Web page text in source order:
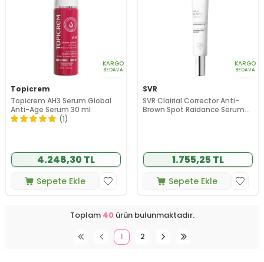
KARGO
BEDAVA
Topicrem
Topicrem AH3 Serum Global
Anti-Age Serum 30 ml
(1)
4.248,30 TL
Sepete Ekle
KARGO
BEDAVA
SVR
SVR Clairial Corrector Anti-
Brown Spot Raidance Serum
1.755,25 TL
Sepete Ekle
Toplam 40ürün bulunmaktadır.
1
2